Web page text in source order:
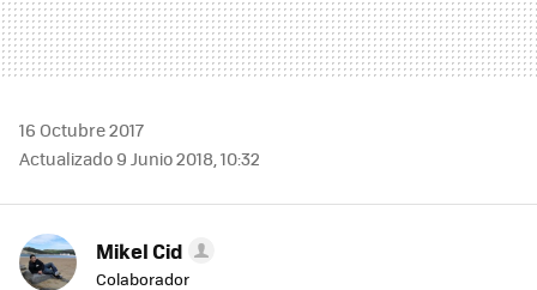
16 Octubre 2017
Actualizado 9 Junio 2018, 10:32
Mikel Cid
Colaborador